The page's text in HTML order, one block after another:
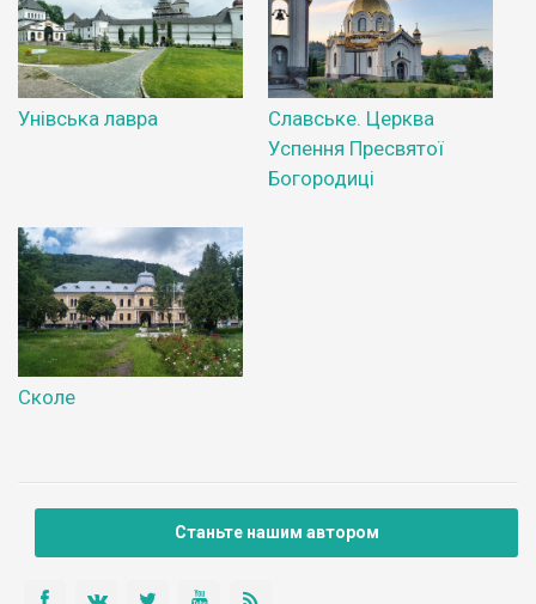
Унівська лавра
Славське. Церква
Успення Пресвятої
Богородиці
Сколе
Станьте нашим автором